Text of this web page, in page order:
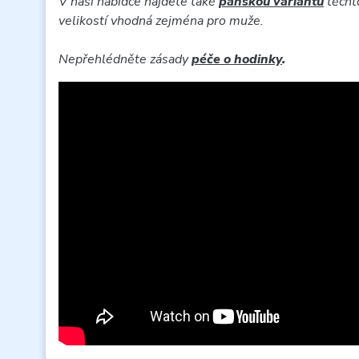
velikostí vhodná zejména pro muže.
Nepřehlédněte zásadypéče o hodinky.